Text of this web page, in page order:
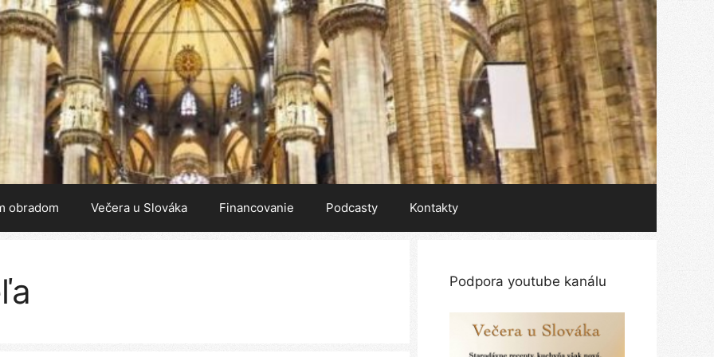
obradom Večera u Slováka Financovanie Podcasty Kontakty
Podpora youtube kanálu